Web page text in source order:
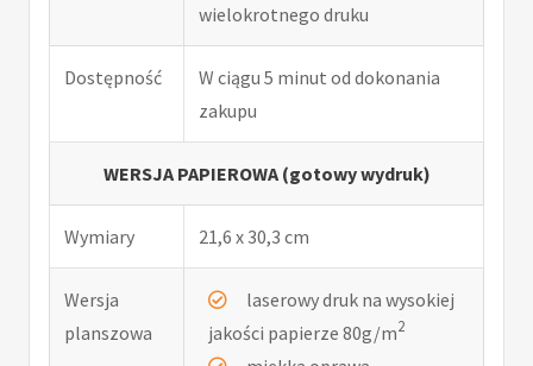
wielokrotnego druku
Dostępność
W ciągu 5 minut od dokonania
zakupu
WERSJA PAPIEROWA (gotowy wydruk)
Wymiary 21,6 x 30,3 cm
Wersja
planszowa
laserowy druk na wysokiej
jakości papierze 80g/m2